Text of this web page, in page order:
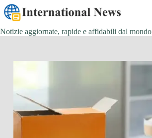
Salta
al
contenuto
Notizie aggiornate, rapide e affidabili dal mondo